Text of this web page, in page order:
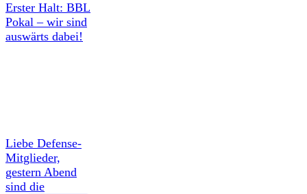
Erster Halt: BBL
Pokal – wir sind
auswärts dabei!
Liebe Defense-
Mitglieder,
gestern Abend
sind die